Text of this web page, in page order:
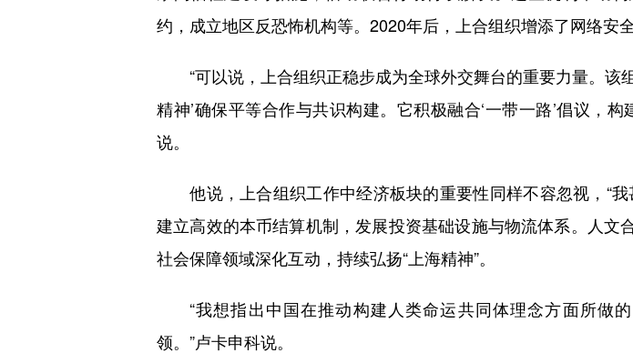
约，成立地区反恐怖机构等。2020年后，上合组织增添了网络安
“可以说，上合组织正稳步成为全球外交舞台的重要力量。该
精神’确保平等合作与共识构建。它积极融合‘一带一路’倡议，
说。
他说，上合组织工作中经济板块的重要性同样不容忽视，“我
建立高效的本币结算机制，发展投资基础设施与物流体系。人
社会保障领域深化互动，持续弘扬“上海精神”。
“我想指出中国在推动构建人类命运共同体理念方面所做
领。”卢卡申科说。